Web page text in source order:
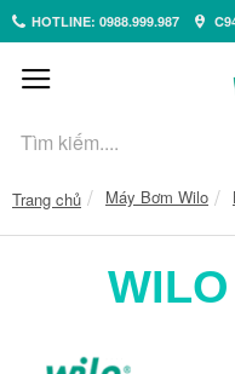
HOTLINE: 0988.999.987
Trang chủ Máy Bơm Wilo